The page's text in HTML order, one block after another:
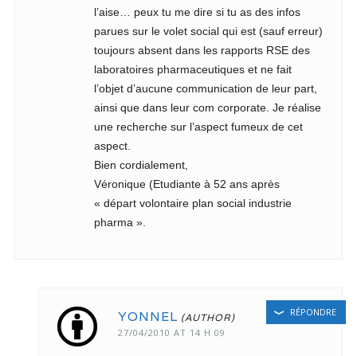
l’aise… peux tu me dire si tu as des infos
parues sur le volet social qui est (sauf erreur)
toujours absent dans les rapports RSE des
laboratoires pharmaceutiques et ne fait
l’objet d’aucune communication de leur part,
ainsi que dans leur com corporate. Je réalise
une recherche sur l’aspect fumeux de cet
aspect.
Bien cordialement,
Véronique (Etudiante à 52 ans après
« départ volontaire plan social industrie
pharma ».
YONNEL
27/04/2010 AT 14 H 09
RÉPONDRE